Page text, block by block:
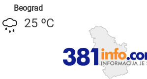
Beograd
25 ºC